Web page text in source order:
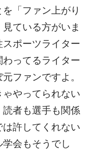
「ファン上がり
ている方がいま
ポーツライター
ってるライター
ファンですよ。
やってられない
者も選手も関係
許してくれない
会もそうでし